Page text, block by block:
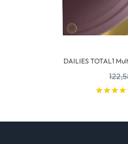
DAILIES TOTAL1